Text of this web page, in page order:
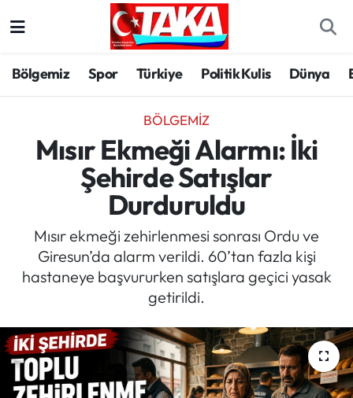
Bölgemiz Spor Türkiye Politik Kulis Dünya
BÖLGEMIZ
Mısır Ekmeği Alarmı: İki
Şehirde Satışlar
Durduruldu
Mısır ekmeği zehirlenmesi sonrası Ordu ve
Giresun’da alarm verildi. 60’tan fazla kişi
hastaneye başvururken satışlara geçici yasak
getirildi.
Spor
Türkiye
Kültür/Sanat
Politik Kulis
Magazin
Mektup Galeri
Trabzon Hava Durumu
Trabzon Trafik Yoğunluk Haritası
Süper Lig Puan Durumu ve Fikstür
Tüm Manşetler
Son Dakika Haberleri